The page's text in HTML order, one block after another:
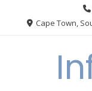
Cape Town,